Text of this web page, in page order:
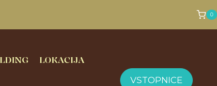
0
LOKACIJA
VSTOPNICE